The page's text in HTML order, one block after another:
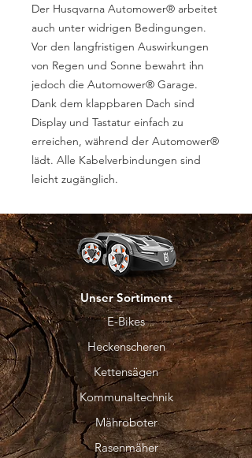
Der Husqvarna Automower® arbeitet
auch unter widrigen Bedingungen.
Vor den langfristigen Auswirkungen
von Regen und Sonne bewahrt ihn
jedoch die Automower® Garage.
Dank dem klappbaren Dach sind
Display und Tastatur einfach zu
erreichen, während der Automower®
lädt. Alle Kabelverbindungen sind
leicht zugänglich.
Unser Sortiment
E-Bikes
Heckenscheren
Kettensägen
Kommunaltechnik
Mähroboter
Rasenmäher